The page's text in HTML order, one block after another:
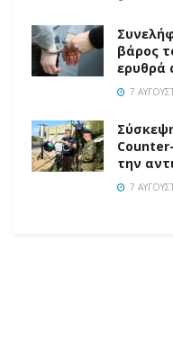
βάρος
ερυθρά
7
Σύσκεψη
την
7